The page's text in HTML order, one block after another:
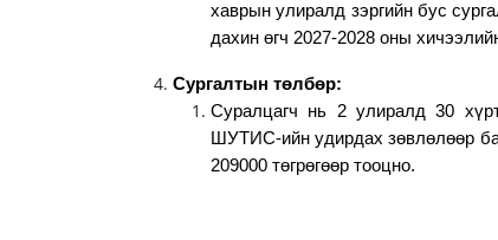
хаврын улиралд зэргийн бус
дахин өгч 2027-2028 оны
Сургалтын төлбөр:
Суралцагч нь 2 улиралд 30
ШУТИС-ийн удирдах зөвлөлөөр
209000 төгрөгөөр тооцно.